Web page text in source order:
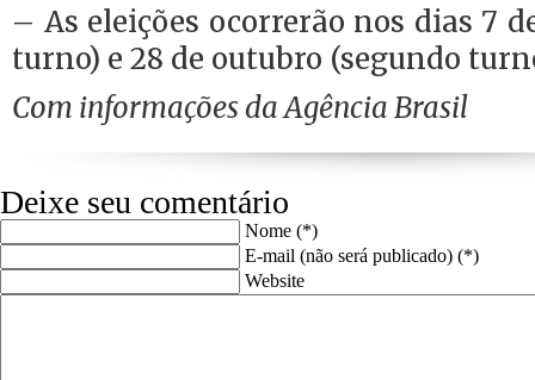
– As eleições ocorrerão nos dias 7
turno) e 28 de outubro (segundo
Com informações da Agência Brasil
Deixe seu comentário
Nome (*)
E-mail (não será publicado) (*)
Website